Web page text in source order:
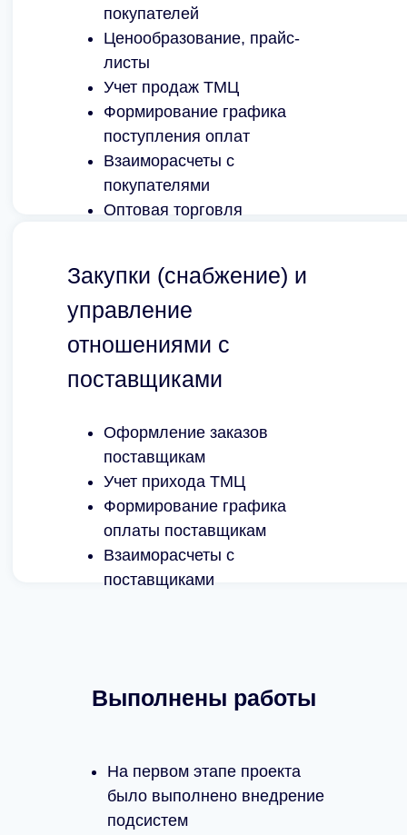
покупателей
Ценообразование, прайс-
листы
Учет продаж ТМЦ
Формирование графика
поступления оплат
Взаиморасчеты с
покупателями
Оптовая торговля
Закупки (снабжение) и
управление
отношениями с
поставщиками
Оформление заказов
поставщикам
Учет прихода ТМЦ
Формирование графика
оплаты поставщикам
Взаиморасчеты с
поставщиками
Выполнены работы
На первом этапе проекта
было выполнено внедрение
подсистем